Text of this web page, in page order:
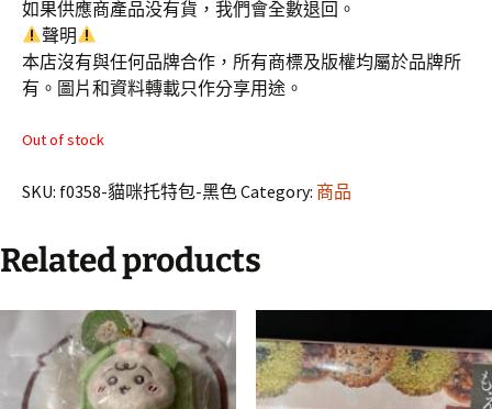
如果供應商產品没有貨，我們會全數退回。
聲明
本店沒有與任何品牌合作，所有商標及版權均屬於品牌所
有。圖片和資料轉載只作分享用途。
Out of stock
SKU: f0358-貓咪托特包-黑色Category: 商品
Related products